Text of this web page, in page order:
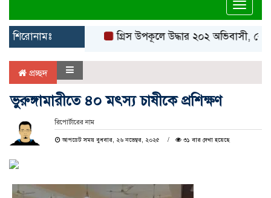
শিরোনামঃ গ্রিস উপকূলে উদ্ধার ২০২ অভিবাসী,
প্রচ্ছদ
ভুরুঙ্গামারীতে ৪০ মৎস্য চাষীকে প্রশিক্ষণ
রিপোর্টারের নাম
আপডেট সময় বুধবার, ২৬ নভেম্বর, ২০২৫ ৩১ বার দেখা হয়েছে